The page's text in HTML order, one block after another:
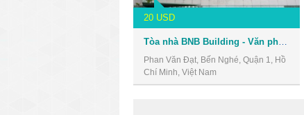
20 USD
Phan Văn Đạt, Bến Nghé, Quận 1, Hồ
Chí Minh, Việt Nam